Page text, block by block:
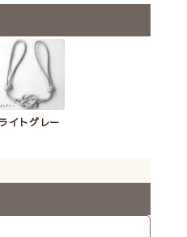
ライトグレー